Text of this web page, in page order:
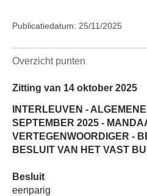
Publicatiedatum: 25/11/2025
Overzicht punten
Zitting van 14 oktober 2025
INTERLEUVEN -
SEPTEMBER 2025 -
VERTEGENWOORDIGER -
BESLUIT VAN HET VAST
Besluit
eenparig